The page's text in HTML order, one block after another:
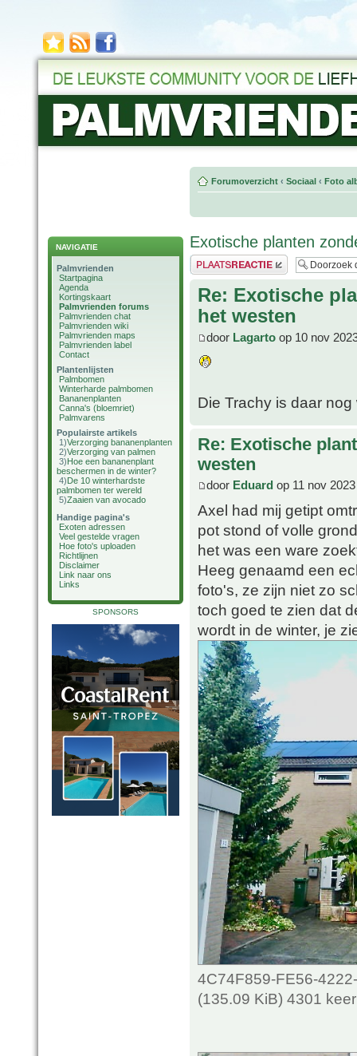
NAVIGATIE
Palmvrienden
Startpagina
Agenda
Kortingskaart
Palmvrienden forums
Palmvrienden chat
Palmvrienden wiki
Palmvrienden maps
Palmvrienden label
Contact
Plantenlijsten
Palmbomen
Winterharde palmbomen
Bananenplanten
Canna's (bloemriet)
Palmvarens
Populairste artikels
1)Verzorging bananenplanten
2)Verzorging van palmen
3)Hoe een bananenplant
beschermen in de winter?
4)De 10 winterhardste
palmbomen ter wereld
5)Zaaien van avocado
Handige pagina's
Exoten adressen
Veel gestelde vragen
Hoe foto's uploaden
Richtlijnen
Disclaimer
Link naar ons
Links
SPONSORS
Forumoverzicht ‹ Sociaal ‹ Foto
Exotische planten
Plaats een reactie
Re: Exotische
het westen
door Lagarto op 10 nov
Die Trachy is daar
Re: Exotische
westen
door Eduard op 11 nov
Axel had mij getipt
pot stond of volle
het was een ware
Heeg genaamd een
foto's, ze zijn niet zo
toch goed te zien dat
wordt in de winter, je
4C74F859-FE56-
(135.09 KiB) 4301